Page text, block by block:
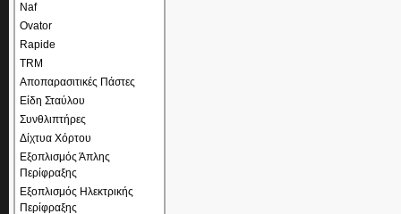
Naf
Ovator
Rapide
TRM
Αποπαρασιτικές Πάστες
Είδη Σταύλου
Συνθλιπτήρες
Δίχτυα Χόρτου
Εξοπλισμός Άπλης
Περίφραξης
Εξοπλισμός Ηλεκτρικής
Περίφραξης